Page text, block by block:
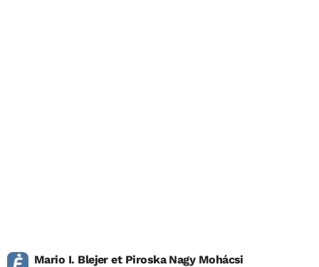
Mario I. Blejer et Piroska Nagy Mohácsi